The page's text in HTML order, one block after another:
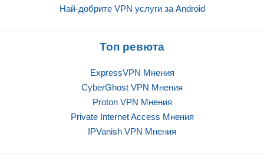
Най-добрите VPN услуги за Android
Топ ревюта
ExpressVPN Mнения
CyberGhost VPN Mнения
Proton VPN Mнения
Private Internet Access Mнения
IPVanish VPN Mнения